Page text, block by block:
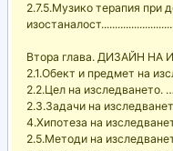
2.7.5.Музико терапия при
Втора глава. ДИЗАЙН НА
2.1.Обект и предмет на
2.2.Цел на
2.3.Задачи на
4.Хипотеза на
2.5.Методи на